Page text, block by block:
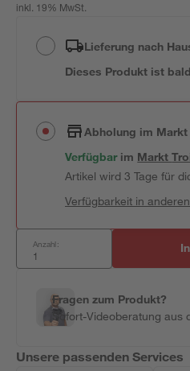
inkl. 19% MwSt.
Lieferung nach
Dieses Produkt ist
Abholung im Markt
Verfügbar im Markt
Artikel wird 3 Tage für
Verfügbarkeit in
Anzahl:
Fragen zum Produkt?
Sofort-Videoberatung aus
Unsere passenden Services